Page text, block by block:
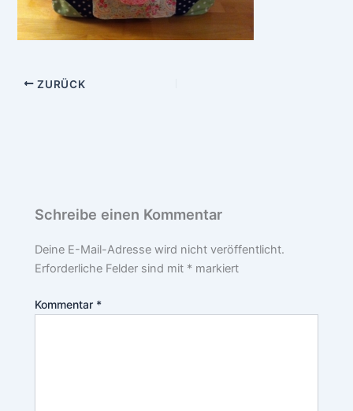
ZURÜCK
Schreibe einen Kommentar
Deine E-Mail-Adresse wird nicht veröffentlicht.
Erforderliche Felder sind mit * markiert
Kommentar *